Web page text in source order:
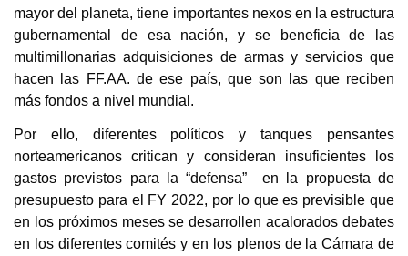
mayor del planeta, tiene importantes nexos en la estructura
gubernamental de esa nación, y se beneficia de las
multimillonarias adquisiciones de armas y servicios que
hacen las FF.AA. de ese país, que son las que reciben
más fondos a nivel mundial.
Por ello, diferentes políticos y tanques pensantes
norteamericanos critican y consideran insuficientes los
gastos previstos para la “defensa” en la propuesta de
presupuesto para el FY 2022, por lo que es previsible que
en los próximos meses se desarrollen acalorados debates
en los diferentes comités y en los plenos de la Cámara de